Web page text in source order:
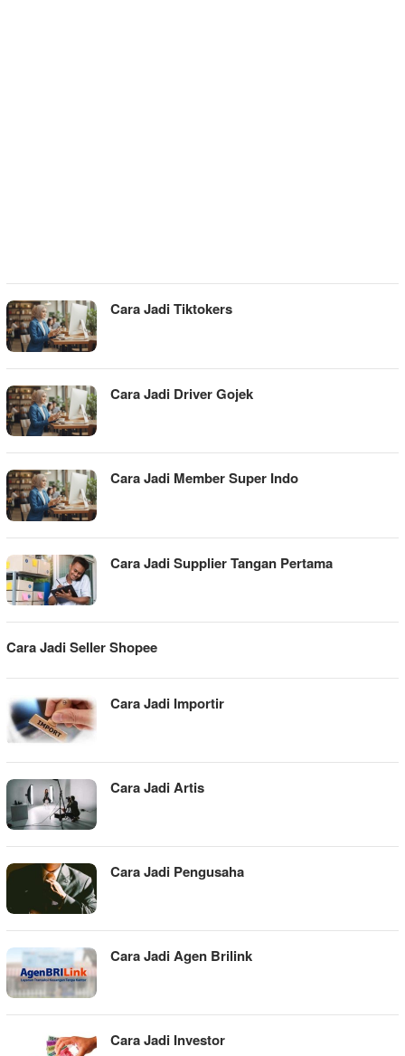
Cara Jadi Tiktokers
Cara Jadi Driver Gojek
Cara Jadi Member Super Indo
Cara Jadi Supplier Tangan Pertama
Cara Jadi Seller Shopee
Cara Jadi Importir
Cara Jadi Artis
Cara Jadi Pengusaha
Cara Jadi Agen Brilink
Cara Jadi Investor